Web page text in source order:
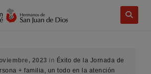
2023 in Éxito de la Jornada de
+ familia, un todo en la atención